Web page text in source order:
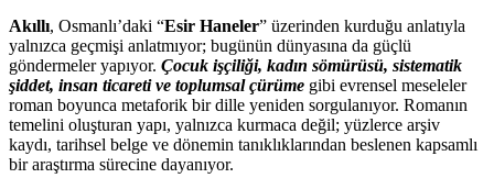
Akıllı, Osmanlı’daki “Esir Haneler” üzerinden kurduğu anlatıyla
yalnızca geçmişi anlatmıyor; bugünün dünyasına da güçlü
göndermeler yapıyor. Çocuk işçiliği, kadın sömürüsü, sistematik
şiddet, insan ticareti ve toplumsal çürüme gibi evrensel meseleler
roman boyunca metaforik bir dille yeniden sorgulanıyor. Romanın
temelini oluşturan yapı, yalnızca kurmaca değil; yüzlerce arşiv
kaydı, tarihsel belge ve dönemin tanıklıklarından beslenen kapsamlı
bir araştırma sürecine dayanıyor.